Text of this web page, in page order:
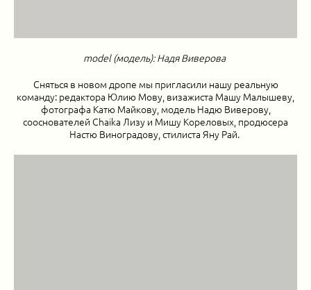
model (модель): Надя Виверова
Сняться в новом дропе мы пригласили нашу реальную
команду: редактора Юлию Мову, визажиста Машу Малышеву,
фотографа Катю Майкову, модель Надю Виверову,
сооснователей Chaika Лизу и Мишу Кореловых, продюсера
Настю Виноградову, стилиста Яну Рай.